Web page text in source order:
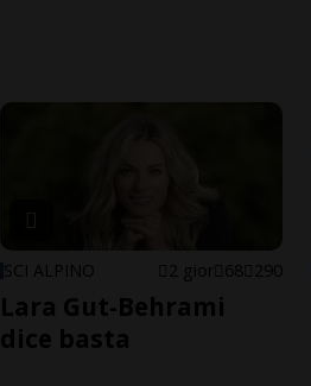
SCI ALPINO 2 gior 68 290
Lara Gut-Behrami
dice basta